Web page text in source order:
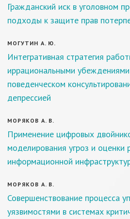
Гражданский иск в уголовном
подходы к защите прав
МОГУТИН А. Ю.
Интегративная стратегия
иррациональными убеждениями
поведенческом
депрессией
МОРЯКОВ А. В.
Применение цифровых
моделирования угроз и оценки
информационной
МОРЯКОВ А. В.
Совершенствование процесса
уязвимостями в системах